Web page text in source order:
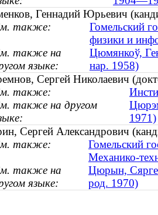
Геннадий Юрьевич
также:
Гомельский
физики и
также на
языке:
Цюмянкоў,
нар. 1958)
Сергей Николаевич
также:
также на другом
1971)
Сергей Александрович
также:
Гомельский
Механико-
также на
языке:
Цюрын,
род. 1970)